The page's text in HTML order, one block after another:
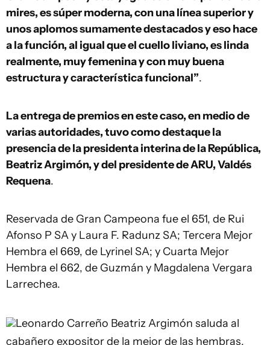
mires, es súper moderna, con una línea superior y
unos aplomos sumamente destacados y eso hace
a la función, al igual que el cuello liviano, es linda
realmente, muy femenina y con muy buena
estructura y característica funcional”.
La entrega de premios en este caso, en medio de
varias autoridades, tuvo como destaque la
presencia de la presidenta interina de la República,
Beatriz Argimón, y del presidente de ARU, Valdés
Requena.
Reservada de Gran Campeona fue el 651, de Rui
Afonso P SA y Laura F. Radunz SA; Tercera Mejor
Hembra el 669, de Lyrinel SA; y Cuarta Mejor
Hembra el 662, de Guzmán y Magdalena Vergara
Larrechea.
Leonardo Carreño Beatriz Argimón saluda al
cabañero expositor de la mejor de las hembras.